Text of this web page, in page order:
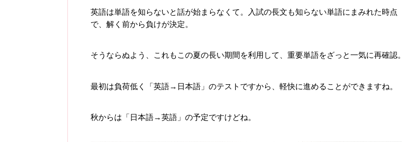
英語は単語を知らないと話が始まらなくて。入試の長文も知らない単語にまみれた時点
で、解く前から負けが決定。
そうならぬよう、これもこの夏の長い期間を利用して、重要単語をざっと一気に再確認。
最初は負荷低く「英語→日本語」のテストですから、軽快に進めることができますね。
秋からは「日本語→英語」の予定ですけどね。